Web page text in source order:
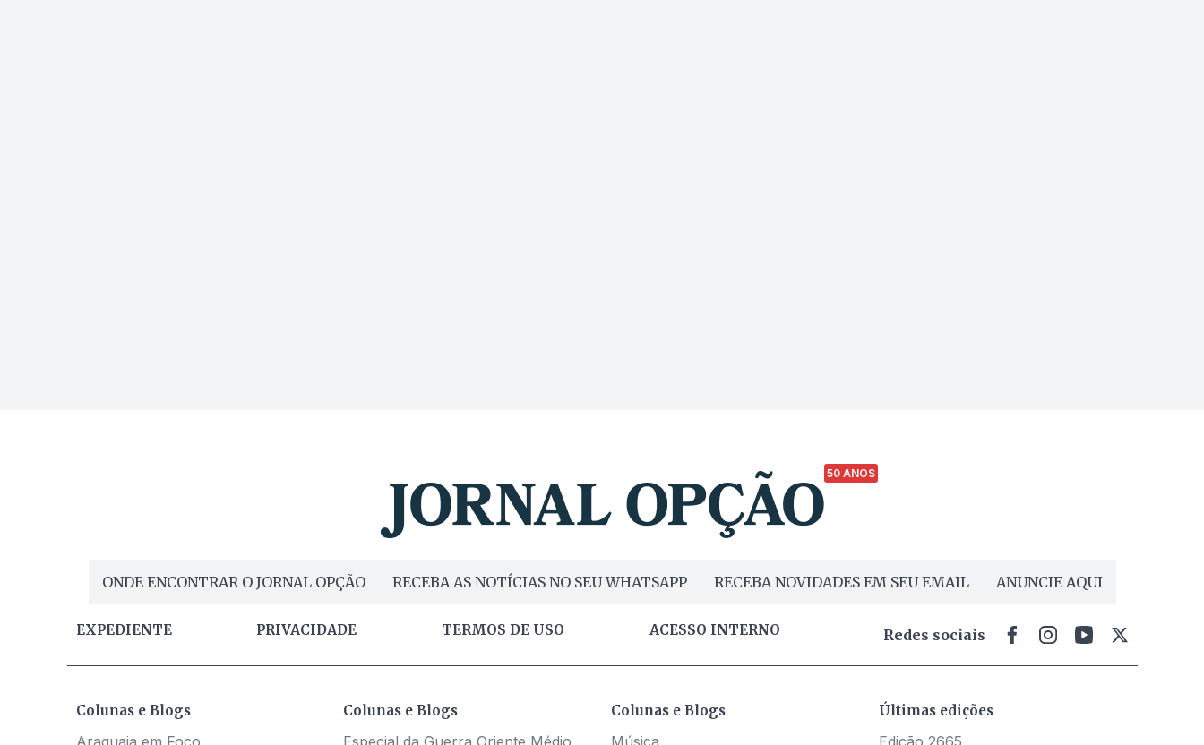
50 ANOS
ONDE ENCONTRAR O JORNAL OPÇÃO RECEBA AS NOTÍCIAS NO SEU WHATSAPP RECEBA NOVIDADES EM SEU EMAIL ANUNCIE AQUI
EXPEDIENTE PRIVACIDADE TERMOS DE USO ACESSO INTERNO Redes sociais
Colunas e Blogs Colunas e Blogs Colunas e Blogs Últimas edições